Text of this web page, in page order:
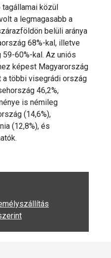
közül
a legmagasabb a
belüli aránya
68%-kal, illetve
60%-kal. Az uniós
képest Magyarország
a többi visegrádi ország
46,2%,
is némileg
(14,6%),
(12,8%), és